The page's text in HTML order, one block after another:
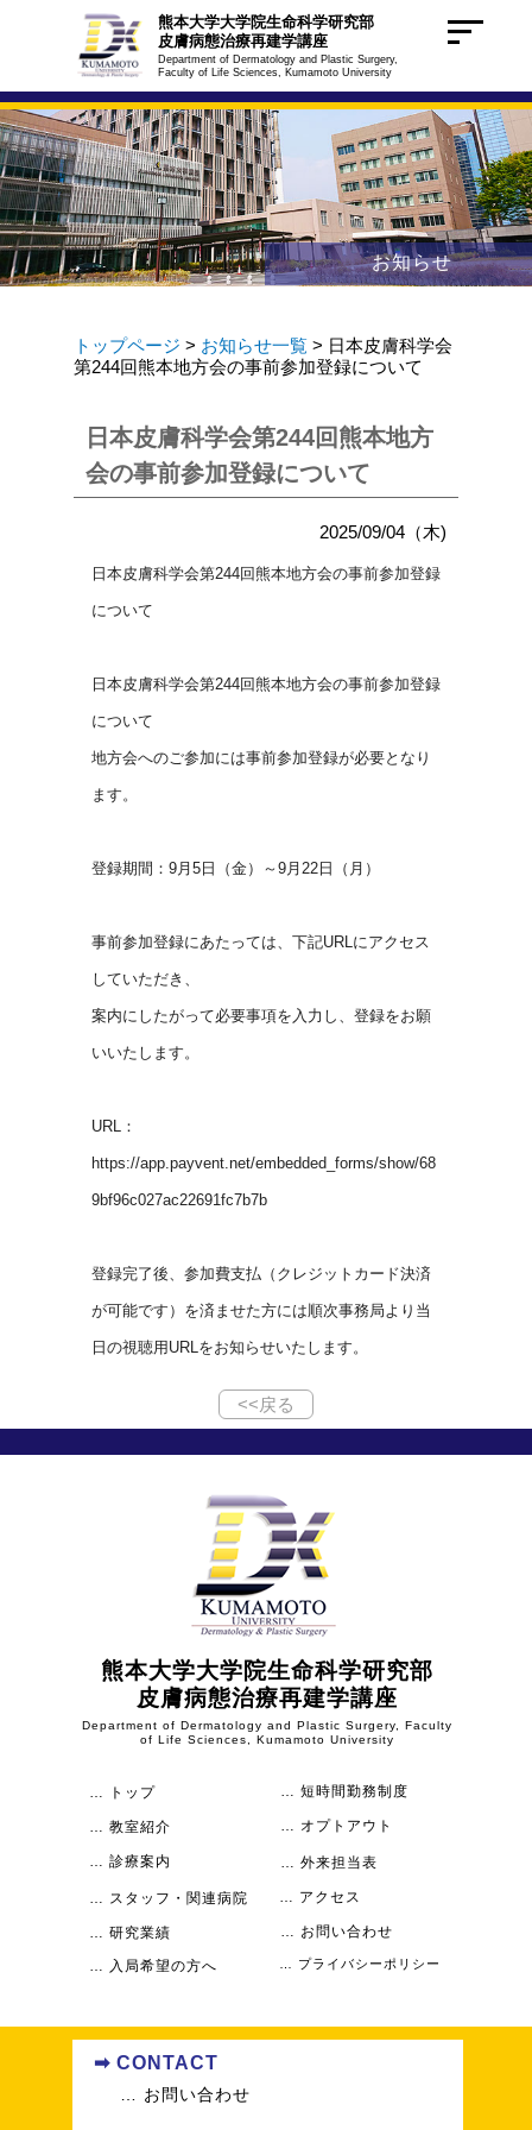
熊本大学大学院生命科学研究部
皮膚病態治療再建学講座
Department of Dermatology and Plastic Surgery,
Faculty of Life Sciences, Kumamoto University
お知らせ
トップページ > お知らせ一覧 > 日本皮膚科学会
第244回熊本地方会の事前参加登録について
日本皮膚科学会第244回熊本地方
会の事前参加登録について
2025/09/04（木)
日本皮膚科学会第244回熊本地方会の事前参加登録
について
日本皮膚科学会第244回熊本地方会の事前参加登録
について
地方会へのご参加には事前参加登録が必要となり
ます。
登録期間：9月5日（金）～9月22日（月）
事前参加登録にあたっては、下記URLにアクセス
していただき、
案内にしたがって必要事項を入力し、登録をお願
いいたします。
URL：
https://app.payvent.net/embedded_forms/show/68
9bf96c027ac22691fc7b7b
登録完了後、参加費支払（クレジットカード決済
が可能です）を済ませた方には順次事務局より当
日の視聴用URLをお知らせいたします。
<<戻る
熊本大学大学院生命科学研究部
皮膚病態治療再建学講座
Department of Dermatology and Plastic Surgery, Faculty
of Life Sciences, Kumamoto University
… トップ … 短時間勤務制度
… 教室紹介 … オプトアウト
… 診療案内 … 外来担当表
… スタッフ・関連病院 … アクセス
… 研究業績 … お問い合わせ
… 入局希望の方へ … プライバシーポリシー
➡ CONTACT
… お問い合わせ